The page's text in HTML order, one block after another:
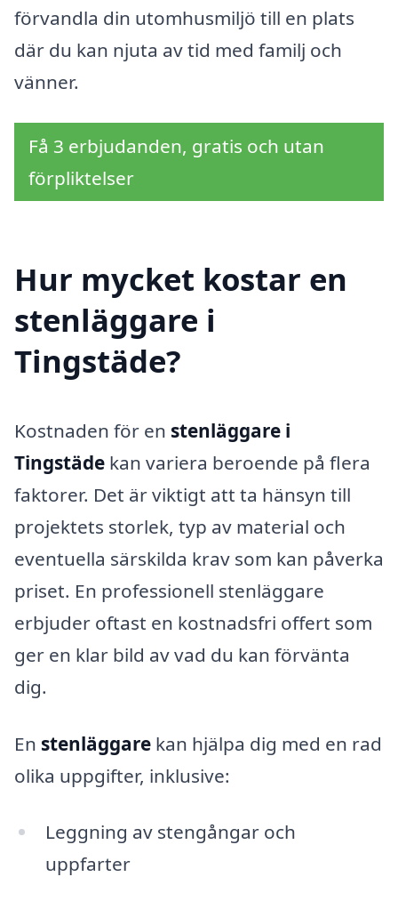
förvandla din utomhusmiljö till en plats
där du kan njuta av tid med familj och
vänner.
Få 3 erbjudanden, gratis och utan
förpliktelser
Hur mycket kostar en
stenläggare i
Tingstäde?
Kostnaden för en stenläggare i
Tingstäde kan variera beroende på flera
faktorer. Det är viktigt att ta hänsyn till
projektets storlek, typ av material och
eventuella särskilda krav som kan påverka
priset. En professionell stenläggare
erbjuder oftast en kostnadsfri offert som
ger en klar bild av vad du kan förvänta
dig.
En stenläggare kan hjälpa dig med en rad
olika uppgifter, inklusive:
Leggning av stengångar och
uppfarter